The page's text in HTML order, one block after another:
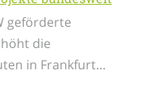
geförderte
die
in Frankfurt…